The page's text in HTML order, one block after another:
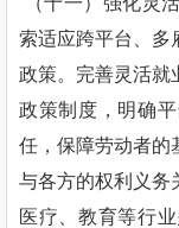
索适应跨平台、多
政策。完善灵活就
政策制度，明确
任，保障劳动者的
与各方的权利义务
医疗、教育等行